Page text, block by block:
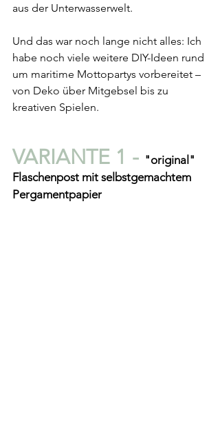
aus der Unterwasserwelt.
Und das war noch lange nicht alles: Ich
habe noch viele weitere DIY-Ideen rund
um maritime Mottopartys vorbereitet –
von Deko über Mitgebsel bis zu
kreativen Spielen.
VARIANTE 1 - "original"
Flaschenpost mit selbstgemachtem
Pergamentpapier